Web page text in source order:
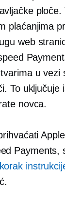
ploče.
plaćanjima
web
u vezi
To uključuje
novca.
Payments,